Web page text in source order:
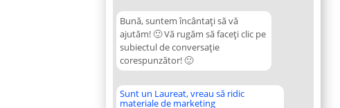
Bună, suntem încântați să vă
ajutăm! 🙂 Vă rugăm să faceți clic pe
subiectul de conversație
corespunzător! 🙂
Sunt un Laureat, vreau să ridic
materiale de marketing